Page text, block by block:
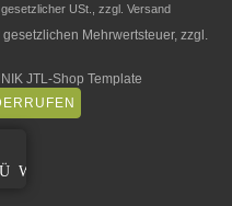
USt., zzgl. Versand
Mehrwertsteuer, zzgl.
JTL-Shop Template
WARENKORB